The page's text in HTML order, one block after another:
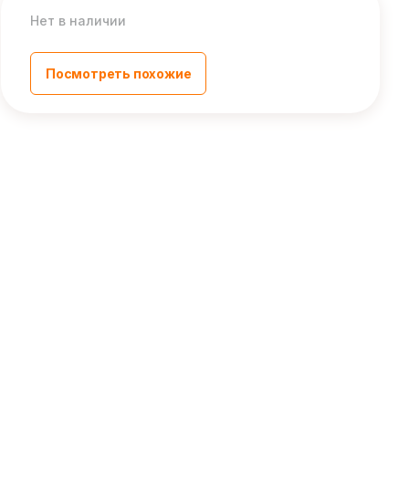
Нет в наличии
Посмотреть похожие